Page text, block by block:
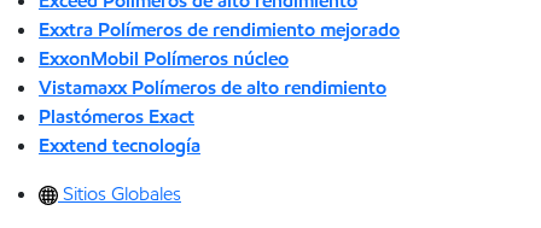
Exxtra Polímeros de rendimiento mejorado
ExxonMobil Polímeros núcleo
Vistamaxx Polímeros de alto rendimiento
Plastómeros Exact
Exxtend tecnología
Sitios Globales